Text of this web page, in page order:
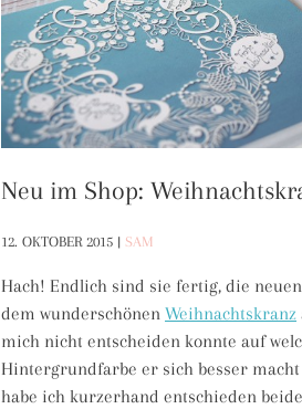
Neu im Shop:
12. OKTOBER 2015 | SAM
Hach! Endlich sind sie fertig, die
dem wunderschönen Weihnachtskranz
mich nicht entscheiden konnte auf
Hintergrundfarbe er sich besser macht
habe ich kurzerhand entschieden